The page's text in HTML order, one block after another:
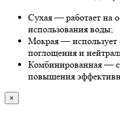
Сухая — работает на
использования воды;
Мокрая — использует
поглощения и
Комбинированная —
повышения
×